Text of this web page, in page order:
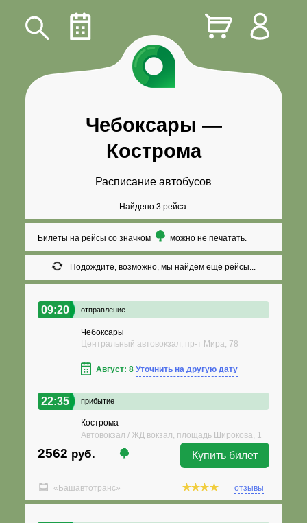
Чебоксары —
Кострома
Расписание автобусов
Найдено 3 рейса
Билеты на рейсы со значком можно не печатать.
Подождите, возможно, мы найдём ещё рейсы...
09:20 отправление
Чебоксары
Центральный автовокзал, пр-т Мира, 78
Август: 8 Уточнить на другую дату
22:35 прибытие
Кострома
Автовокзал / ЖД вокзал, площадь Широкова, 1
2562 руб. Купить билет
«Башавтотранс» отзывы